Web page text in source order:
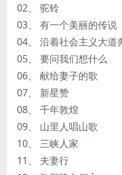
02、 驼铃
03、 有一个美丽的传说
04、 沿着社会主义大道
05、 要问我们想什么
06、 献给妻子的歌
07、 新星赞
08、 千年敦煌
09、 山里人唱山歌
10、 三峡人家
11、 夫妻行